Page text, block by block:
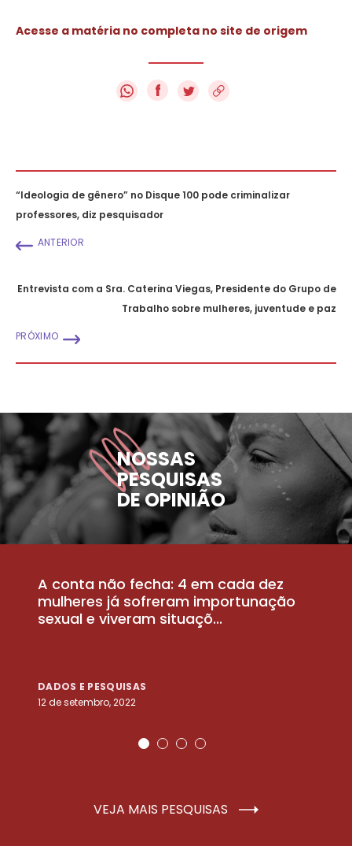
Acesse a matéria no completa no site de origem
f
“Ideologia de gênero” no Disque 100 pode criminalizar
professores, diz pesquisador
ANTERIOR
Entrevista com a Sra. Caterina Viegas, Presidente do Grupo de
Trabalho sobre mulheres, juventude e paz
PRÓXIMO
NOSSAS
PESQUISAS
DE OPINIÃO
A conta não fecha: 4 em cada dez
mulheres já sofreram importunação
sexual e viveram situaçõ...
DADOS E PESQUISAS
12 de setembro, 2022
VEJA MAIS PESQUISAS